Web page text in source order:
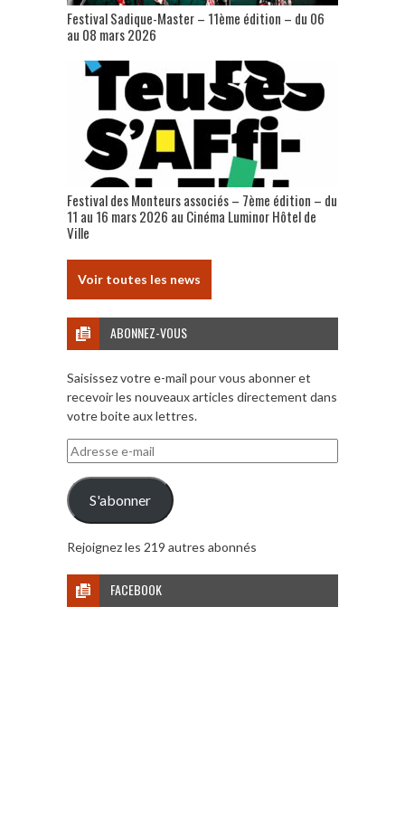
Festival Sadique-Master – 11ème édition – du 06
au 08 mars 2026
Festival des Monteurs associés – 7ème édition – du
11 au 16 mars 2026 au Cinéma Luminor Hôtel de
Ville
Voir toutes les news
ABONNEZ-VOUS
Saisissez votre e-mail pour vous abonner et
recevoir les nouveaux articles directement dans
votre boite aux lettres.
Adresse
e-
mail
S'abonner
Rejoignez les 219 autres abonnés
FACEBOOK